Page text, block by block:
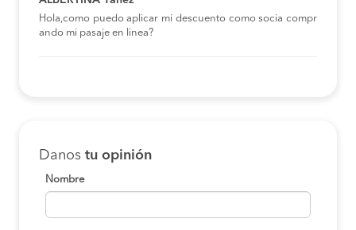
Hola,como puedo aplicar mi descuento como socia compr
ando mi pasaje en linea?
Danos tu opinión
Nombre